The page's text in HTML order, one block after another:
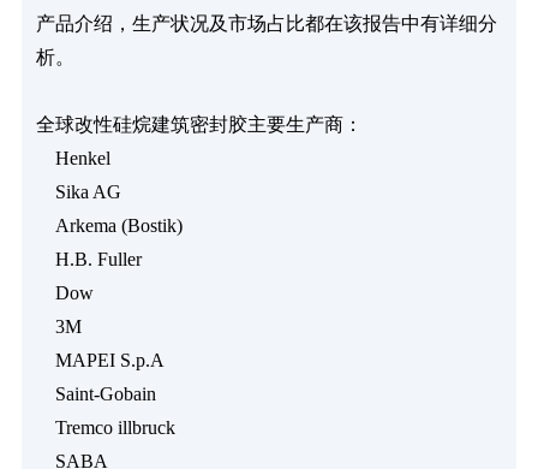
产品介绍，生产状况及市场占比都在该报告中有详细分
析。
全球改性硅烷建筑密封胶主要生产商：